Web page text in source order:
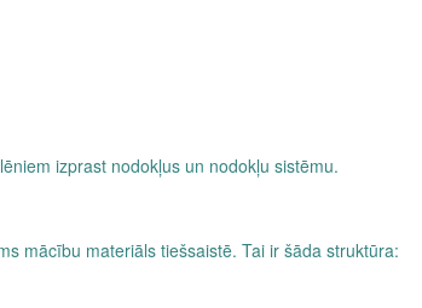
izprast nodokļus un nodokļu sistēmu.
mācību materiāls tiešsaistē. Tai ir šāda struktūra: